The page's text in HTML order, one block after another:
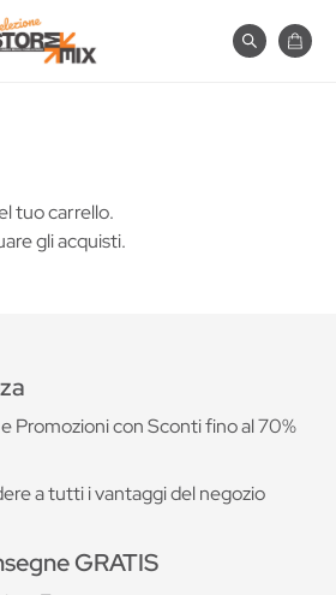
Cerca
tuo carrello.
gli acquisti.
Promozioni con Sconti fino al 70%
a tutti i vantaggi del negozio
GRATIS